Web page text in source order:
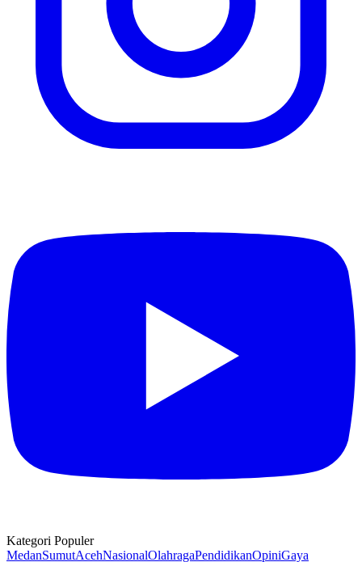
Kategori Populer
MedanSumutAcehNasionalOlahragaPendidikanOpiniGaya